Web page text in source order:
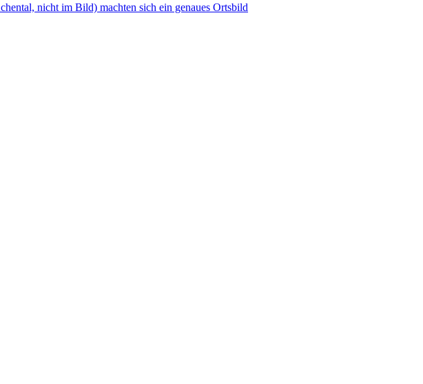
nicht im Bild) machten sich ein genaues Ortsbild